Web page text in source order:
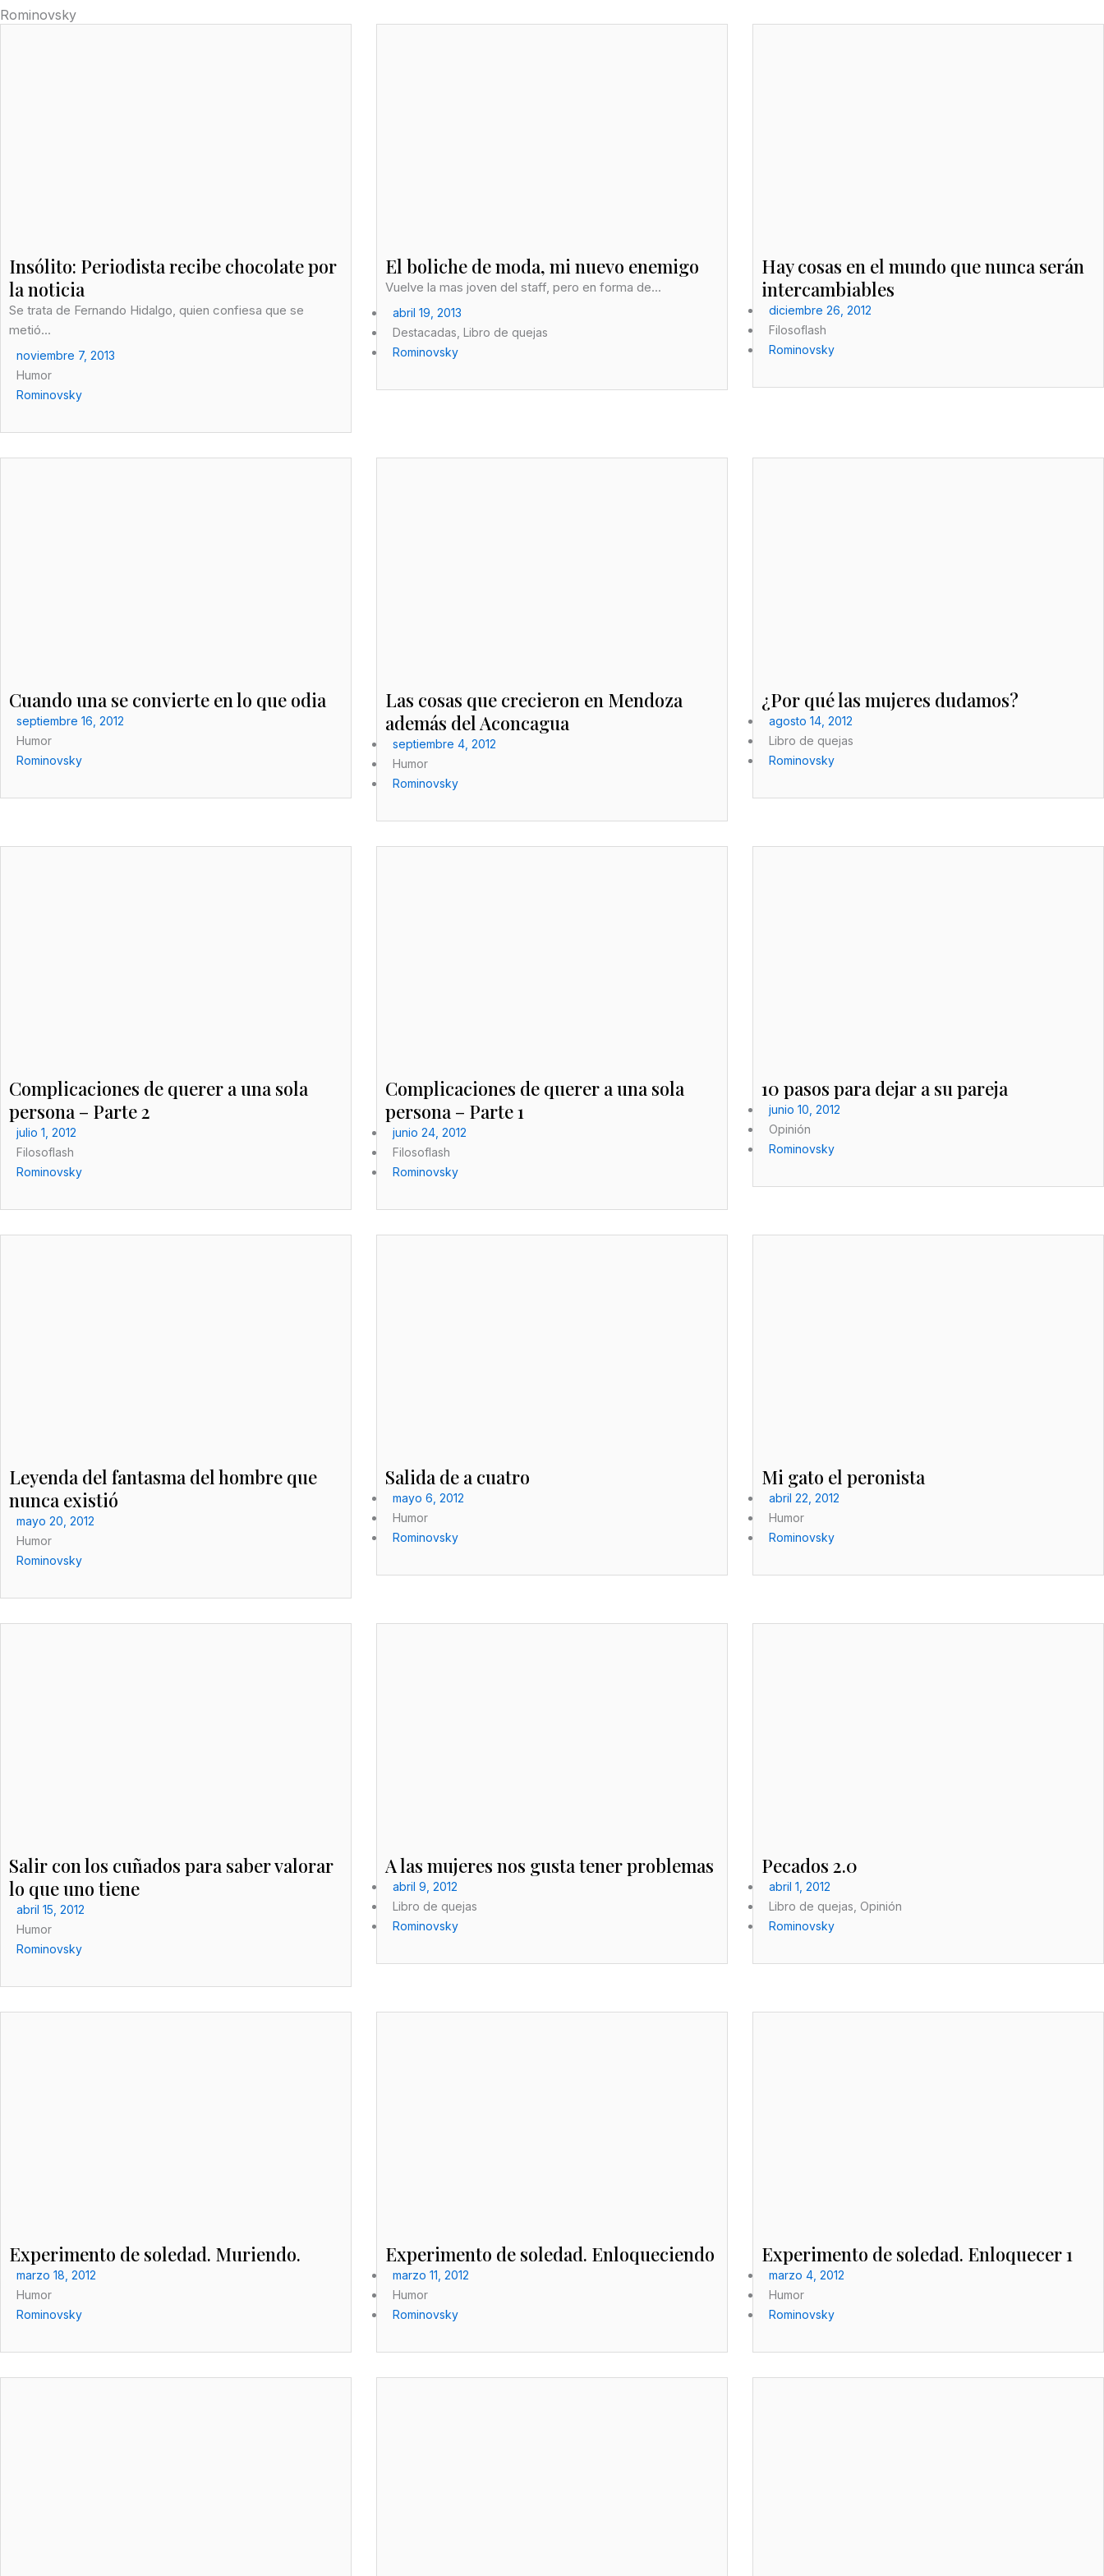
f
Rominovsky
Insólito: Periodista recibe chocolate por
la noticia
Se trata de Fernando Hidalgo, quien confiesa que se
metió...
noviembre 7, 2013
Humor
Rominovsky
El boliche de moda, mi nuevo enemigo
Vuelve la mas joven del staff, pero en forma de...
abril 19, 2013
Destacadas Libro de quejas
Rominovsky
Hay cosas en el mundo que nunca serán
intercambiables
diciembre 26, 2012
Filosoflash
Rominovsky
Cuando una se convierte en lo que odia
septiembre 16, 2012
Humor
Rominovsky
Las cosas que crecieron en Mendoza
además del Aconcagua
septiembre 4, 2012
Humor
Rominovsky
¿Por qué las mujeres dudamos?
agosto 14, 2012
Libro de quejas
Rominovsky
Complicaciones de querer a una sola
persona – Parte 2
julio 1, 2012
Filosoflash
Rominovsky
Complicaciones de querer a una sola
persona – Parte 1
junio 24, 2012
Filosoflash
Rominovsky
10 pasos para dejar a su pareja
junio 10, 2012
Opinión
Rominovsky
Leyenda del fantasma del hombre que
nunca existió
mayo 20, 2012
Humor
Rominovsky
Salida de a cuatro
mayo 6, 2012
Humor
Rominovsky
Mi gato el peronista
abril 22, 2012
Humor
Rominovsky
Salir con los cuñados para saber valorar
lo que uno tiene
abril 15, 2012
Humor
Rominovsky
A las mujeres nos gusta tener problemas
abril 9, 2012
Libro de quejas
Rominovsky
Pecados 2.0
abril 1, 2012
Libro de quejas Opinión
Rominovsky
Experimento de soledad. Muriendo.
marzo 18, 2012
Humor
Rominovsky
Experimento de soledad. Enloqueciendo
marzo 11, 2012
Humor
Rominovsky
Experimento de soledad. Enloquecer 1
marzo 4, 2012
Humor
Rominovsky